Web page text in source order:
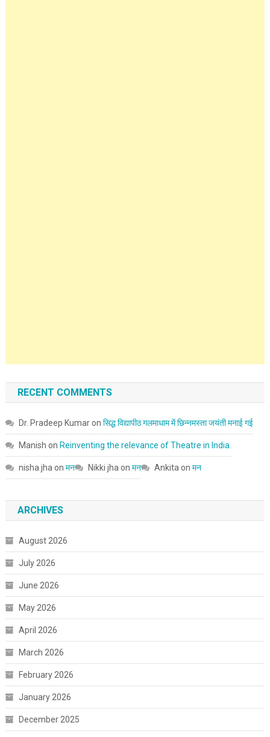
RECENT COMMENTS
Dr. Pradeep Kumaron सिद्ध विद्यापीठ गलमाधाम में छिन्नमस्ता जयंती मनाई गई
Manish on Reinventing the relevance of Theatre in India.
nisha jhaon मन Nikki jhaon मन Ankitaon मन
ARCHIVES
August 2026
July 2026
June 2026
May 2026
April 2026
March 2026
February 2026
January 2026
December 2025